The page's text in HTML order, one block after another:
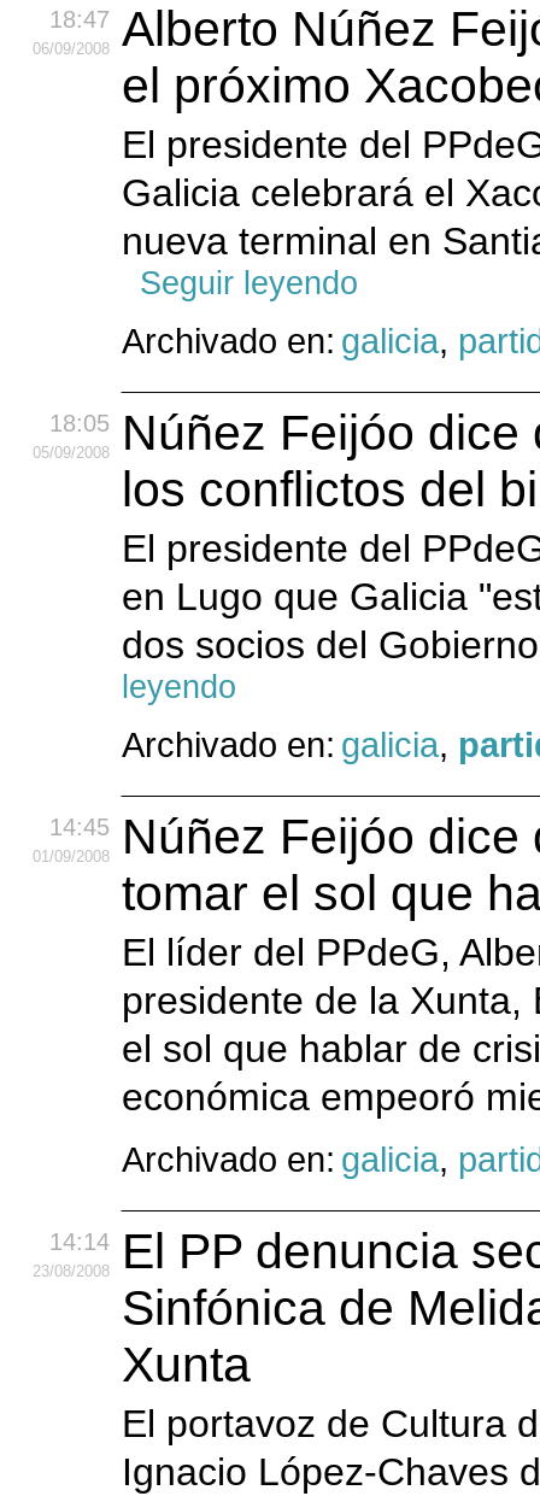
18:47
06/09/2008
Alberto Núñez
el próximo
El presidente del
Galicia celebrará el
nueva terminal en
Seguir leyendo
Archivado en: galicia,
18:05
05/09/2008
Núñez Feijóo
los conflictos del
El presidente del
en Lugo que Galicia
dos socios del
leyendo
Archivado en: galicia,
14:45
01/09/2008
Núñez Feijóo dice
tomar el sol que
El líder del PPdeG,
presidente de la Xunta,
el sol que hablar de
económica empeoró
Archivado en: galicia,
14:14
23/08/2008
El PP denuncia
Sinfónica de
Xunta
El portavoz de Cultura
Ignacio López-Chaves